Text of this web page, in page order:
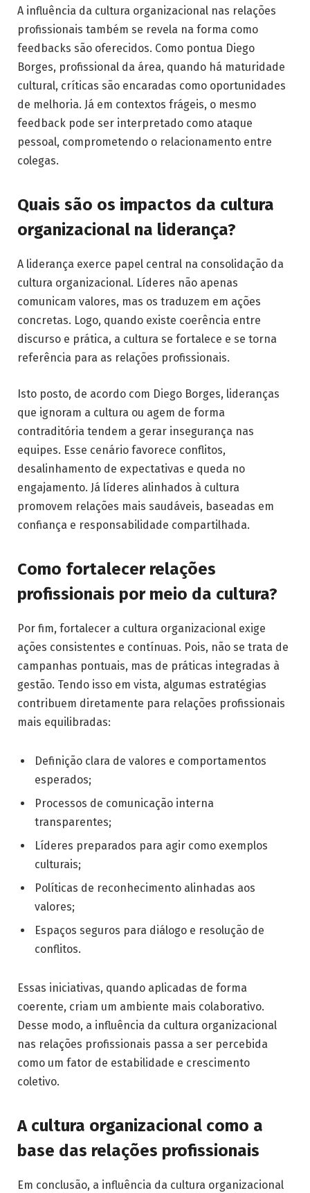
A influência da cultura organizacional nas relações
profissionais também se revela na forma como
feedbacks são oferecidos. Como pontua Diego
Borges, profissional da área, quando há maturidade
cultural, críticas são encaradas como oportunidades
de melhoria. Já em contextos frágeis, o mesmo
feedback pode ser interpretado como ataque
pessoal, comprometendo o relacionamento entre
colegas.
Quais são os impactos da cultura
organizacional na liderança?
A liderança exerce papel central na consolidação da
cultura organizacional. Líderes não apenas
comunicam valores, mas os traduzem em ações
concretas. Logo, quando existe coerência entre
discurso e prática, a cultura se fortalece e se torna
referência para as relações profissionais.
Isto posto, de acordo com Diego Borges, lideranças
que ignoram a cultura ou agem de forma
contraditória tendem a gerar insegurança nas
equipes. Esse cenário favorece conflitos,
desalinhamento de expectativas e queda no
engajamento. Já líderes alinhados à cultura
promovem relações mais saudáveis, baseadas em
confiança e responsabilidade compartilhada.
Como fortalecer relações
profissionais por meio da cultura?
Por fim, fortalecer a cultura organizacional exige
ações consistentes e contínuas. Pois, não se trata de
campanhas pontuais, mas de práticas integradas à
gestão. Tendo isso em vista, algumas estratégias
contribuem diretamente para relações profissionais
mais equilibradas:
Definição clara de valores e comportamentos
esperados;
Processos de comunicação interna
transparentes;
Líderes preparados para agir como exemplos
culturais;
Políticas de reconhecimento alinhadas aos
valores;
Espaços seguros para diálogo e resolução de
conflitos.
Essas iniciativas, quando aplicadas de forma
coerente, criam um ambiente mais colaborativo.
Desse modo, a influência da cultura organizacional
nas relações profissionais passa a ser percebida
como um fator de estabilidade e crescimento
coletivo.
A cultura organizacional como a
base das relações profissionais
Em conclusão, a influência da cultura organizacional